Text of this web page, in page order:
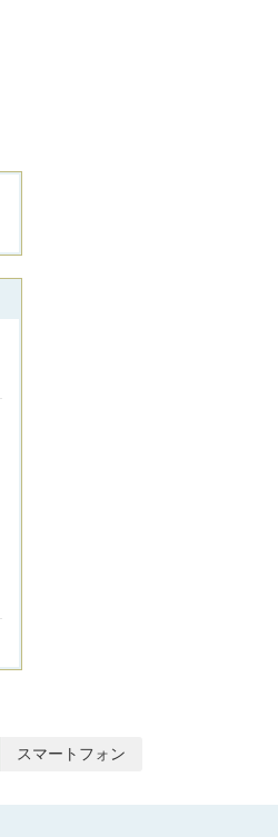
スマートフォン